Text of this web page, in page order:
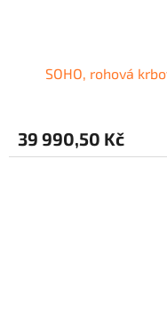
SOHO, rohová
39 990,50 Kč